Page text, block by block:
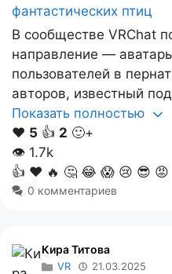
В сообществе VRChat
направление —
пользователей в
авторов, известный
Показать полностью
❤️ 5 👍 2 🙂+
👁 1.7k
👍 ❤️ 🔥 🤔 😂 😱 😢 😎 😡
0 комментариев
Кира Титова
VR 21.03.2025